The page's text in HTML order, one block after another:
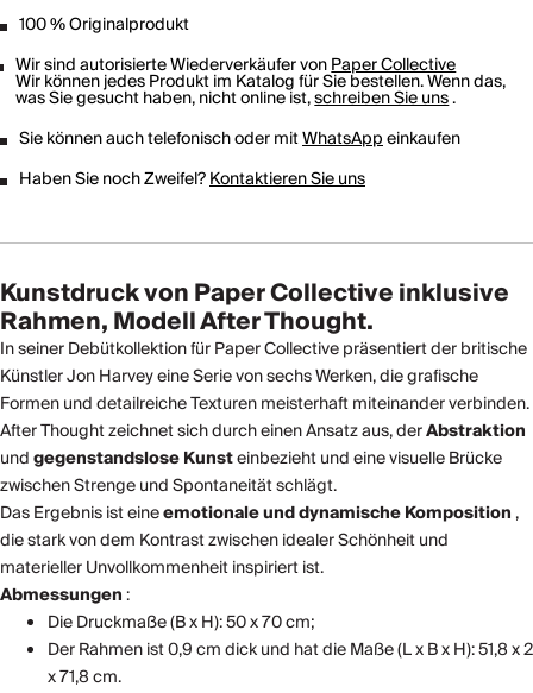
100 % Originalprodukt
Wir sind autorisierte Wiederverkäufer vonPaper Collective
Wir können jedes Produkt im Katalog für Sie bestellen. Wenn das,
was Sie gesucht haben, nicht online ist,schreiben Sie uns.
Sie können auch telefonisch oder mitWhatsAppeinkaufen
Haben Sie noch Zweifel?Kontaktieren Sie uns
Kunstdruck von Paper Collective inklusive
Rahmen, Modell After Thought.
In seiner Debütkollektion für Paper Collective präsentiert der britische
Künstler Jon Harvey eine Serie von sechs Werken, die grafische
Formen und detailreiche Texturen meisterhaft miteinander verbinden.
After Thought zeichnet sich durch einen Ansatz aus, derAbstraktion
undgegenstandslose Kunsteinbezieht und eine visuelle Brücke
zwischen Strenge und Spontaneität schlägt.
Das Ergebnis ist eineemotionale und dynamische Komposition ,
die stark von dem Kontrast zwischen idealer Schönheit und
materieller Unvollkommenheit inspiriert ist.
Abmessungen:
Die Druckmaße (B x H): 50 x 70 cm;
Der Rahmen ist 0,9 cm dick und hat die Maße (L x B x H): 51,8 x 2
x 71,8 cm.